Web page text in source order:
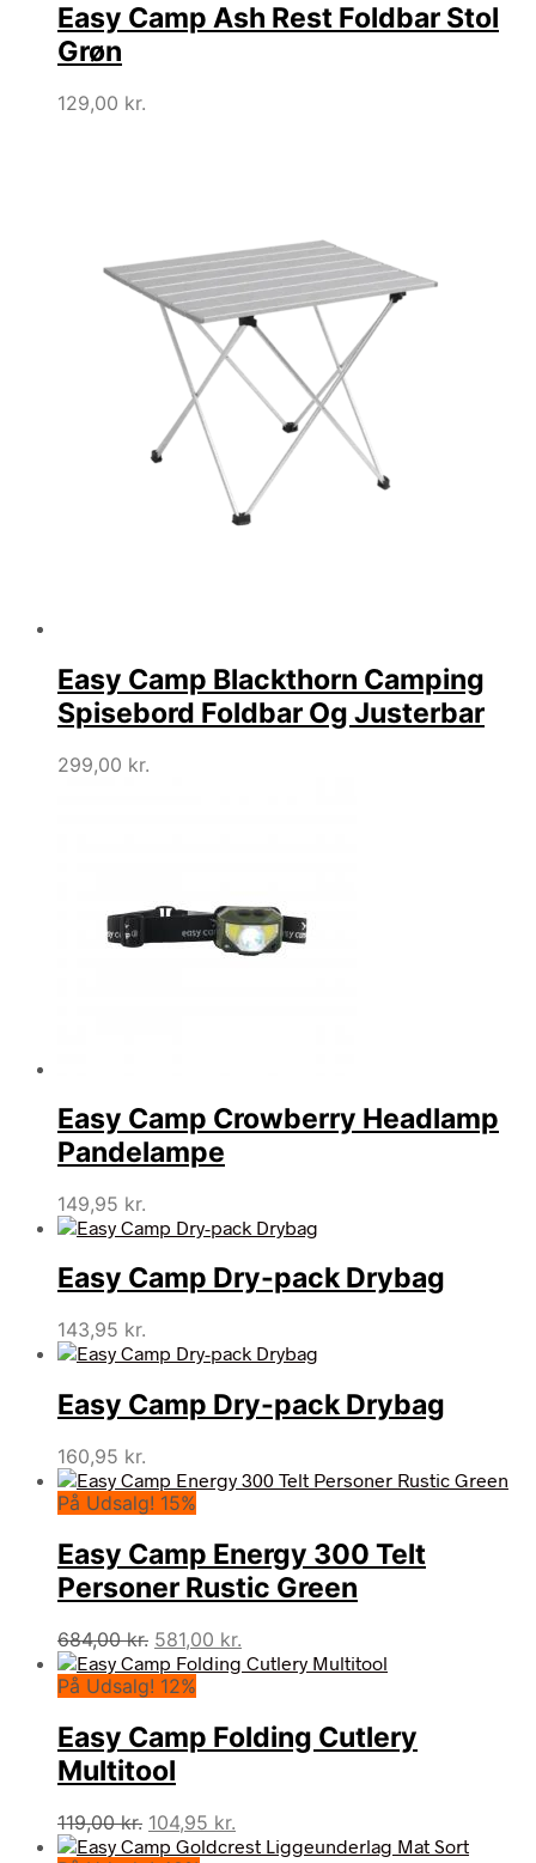
Easy Camp Ash Rest Foldbar Stol
Grøn
129,00 kr.
Easy Camp Blackthorn Camping
Spisebord Foldbar Og Justerbar
299,00 kr.
Easy Camp Crowberry Headlamp
Pandelampe
149,95 kr.
Easy Camp Dry-pack Drybag
143,95 kr.
Easy Camp Dry-pack Drybag
160,95 kr.
På Udsalg! 15%
Easy Camp Energy 300 Telt
Personer Rustic Green
684,00kr. Den
oprindelige
pris
684,00 kr..
581,00 kr.
aktuelle
581,00 kr..
På Udsalg! 12%
Easy Camp Folding Cutlery
Multitool
119,00kr. Den
oprindelige
104,95 kr.
aktuelle